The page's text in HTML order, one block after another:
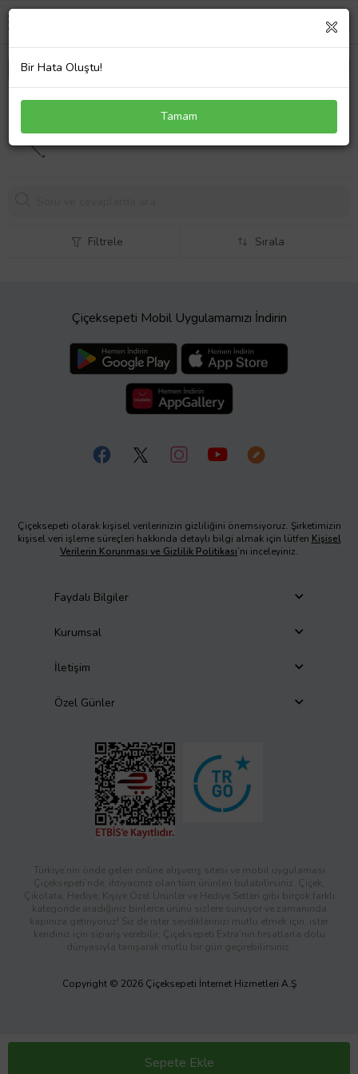
Toshiba Satellite P205-S6237 Menteşe Seti Sağ
885,37 TL
Sepete Ekle
Filtrele Sırala
Çiçeksepeti Mobil Uygulamamızı İndirin
Çiçeksepeti olarak kişisel verilerinizin gizliliğini önemsiyoruz. Şirketimizin
kişisel veri işleme süreçleri hakkında detaylı bilgi almak için lütfen Kişisel
Verilerin Korunması ve Gizlilik Politikası’nı inceleyiniz.
Faydalı Bilgiler
Kurumsal
İletişim
Özel Günler
Türkiye’nin önde gelen online alışveriş sitesi ve mobil uygulaması
Çiçeksepeti’nde, ihtiyacınız olan tüm ürünleri bulabilirsiniz. Çiçek,
Çikolata, Hediye, Kişiye Özel Ürünler ve Hediye Setleri gibi birçok farklı
kategoride aradığınız binlerce ürünü sizlere sunuyor ve zamanında
kapınıza getiriyoruz! Siz de ister sevdiklerinizi mutlu etmek için, ister
kendiniz için sipariş verebilir; Çiçeksepeti Extra’nın fırsatlarla dolu
dünyasıyla tanışarak mutlu bir gün geçirebilirsiniz.
Copyright © 2026 Çiçeksepeti İnternet Hizmetleri A.Ş
Bir Hata Oluştu!
Tamam